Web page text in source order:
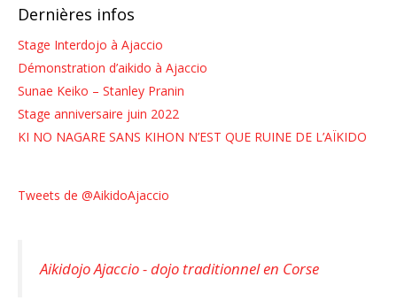
Dernières infos
Stage Interdojo à Ajaccio
Démonstration d’aikido à Ajaccio
Sunae Keiko – Stanley Pranin
Stage anniversaire juin 2022
KI NO NAGARE SANS KIHON N’EST QUE RUINE DE L’AÏKIDO
Tweets de @AikidoAjaccio
Aikidojo Ajaccio - dojo traditionnel en Corse